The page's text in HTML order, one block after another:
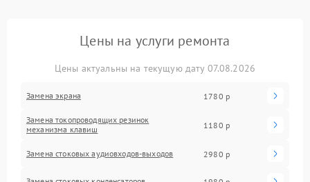
Цены на услуги ремонта
Цены актуальны на текущую дату 07.08.2026
Замена экрана 1780 р
Замена токопроводящих резинок
механизма клавиш
1180 р
Замена стоковых аудиовходов-выходов 2980 р